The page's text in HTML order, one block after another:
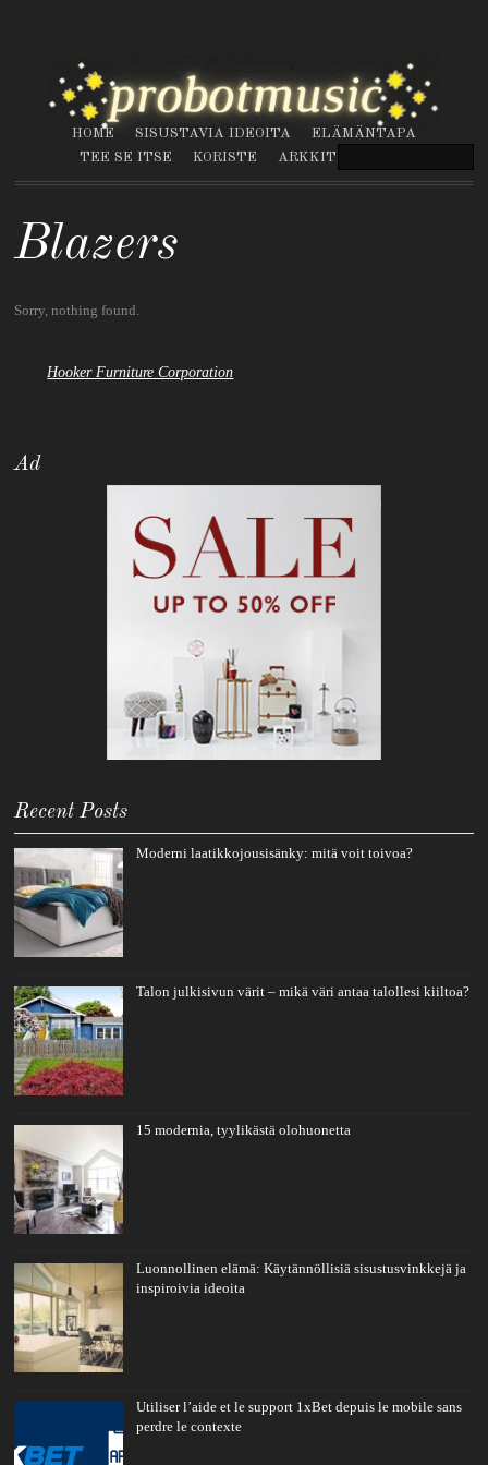
HOME SISUSTAVIA IDEOITA
ELÄMÄNTAPA
TEE SE ITSE
KORISTE ARKKITEHTUURI
Blazers
Sorry, nothing found.
Hooker Furniture Corporation
Ad
Recent Posts
Moderni laatikkojousisänky: mitä voit toivoa?
Talon julkisivun värit – mikä väri antaa talollesi kiiltoa?
15 modernia, tyylikästä olohuonetta
Luonnollinen elämä: Käytännöllisiä sisustusvinkkejä ja
inspiroivia ideoita
Utiliser l’aide et le support 1xBet depuis le mobile sans
perdre le contexte